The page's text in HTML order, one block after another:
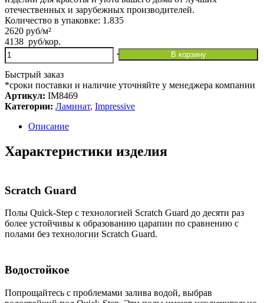
отечественных и зарубежных производителей.
Количество в упаковке: 1.835
2620 руб/м²
4138 руб/кор.
Количество
товара
Ламинат
Quick
Step
Impressive
Дуб
гранитный
В корзину
Быстрый заказ
*сроки поставки и наличие уточняйте у менеджера компании
Артикул: IM8469
Категории: Ламинат, Impressive
Описание
Характеристики изделия
Scratch Guard
Полы Quick-Step с технологией Scratch Guard до десяти раз
более устойчивы к образованию царапин по сравнению с
полами без технологии Scratch Guard.
Водостойкое
Попрощайтесь с проблемами залива водой, выбрав